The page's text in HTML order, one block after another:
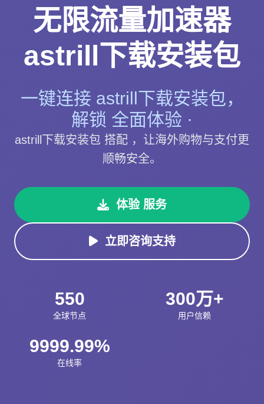
无限流量加速器
astrill下载安装包
一键连接 astrill下载安装包，
解锁 全面体验 ·
astrill下载安装包 搭配 ，让海外购物与支付更
顺畅安全。
体验 服务
立即咨询支持
550
全球节点
300万+
用户信赖
9999.99%
在线率